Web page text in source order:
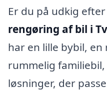
Er du på udkig
rengøring af bil i
har en lille bybil, en
rummelig
løsninger, der